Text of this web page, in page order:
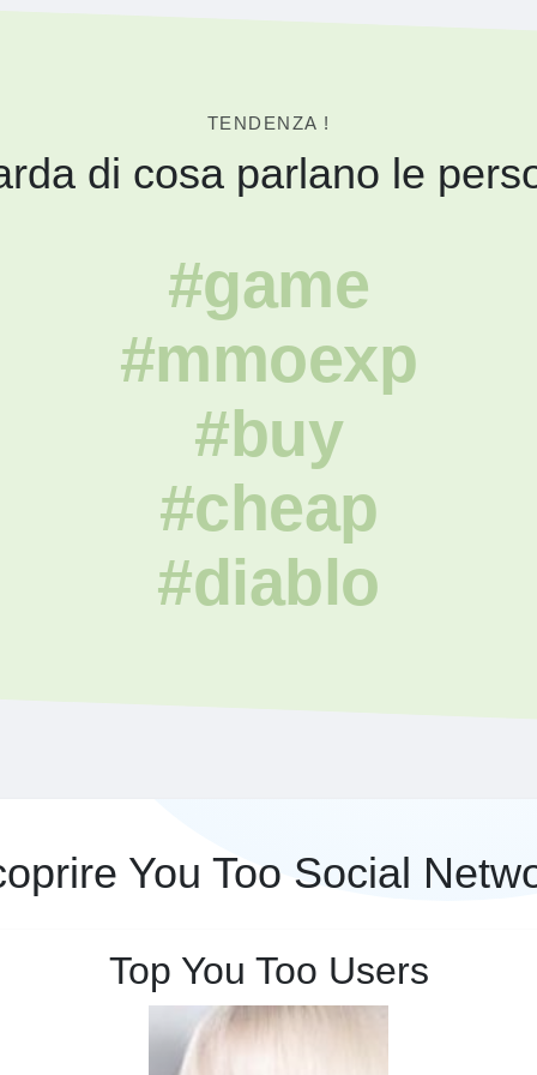
TENDENZA !
di cosa parlano le
#game
#mmoexp
#buy
#cheap
#diablo
You Too Social
Top You Too Users